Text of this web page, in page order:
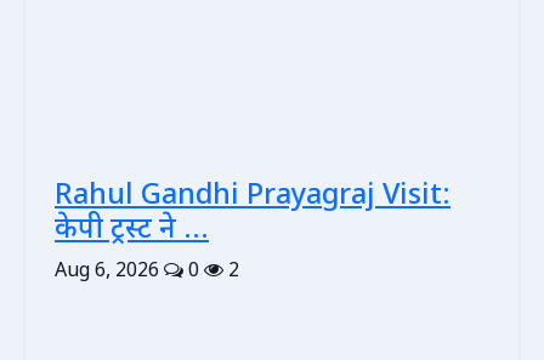
Rahul Gandhi Prayagraj Visit:
केपी ट्रस्ट ने ...
Aug 6, 2026 0 2